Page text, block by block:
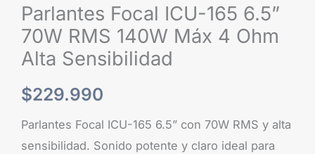
Parlantes Focal ICU-165 6.5”
70W RMS 140W Máx 4 Ohm
Alta Sensibilidad
$229.990
Parlantes Focal ICU-165 6.5” con 70W RMS y alta
sensibilidad. Sonido potente y claro ideal para